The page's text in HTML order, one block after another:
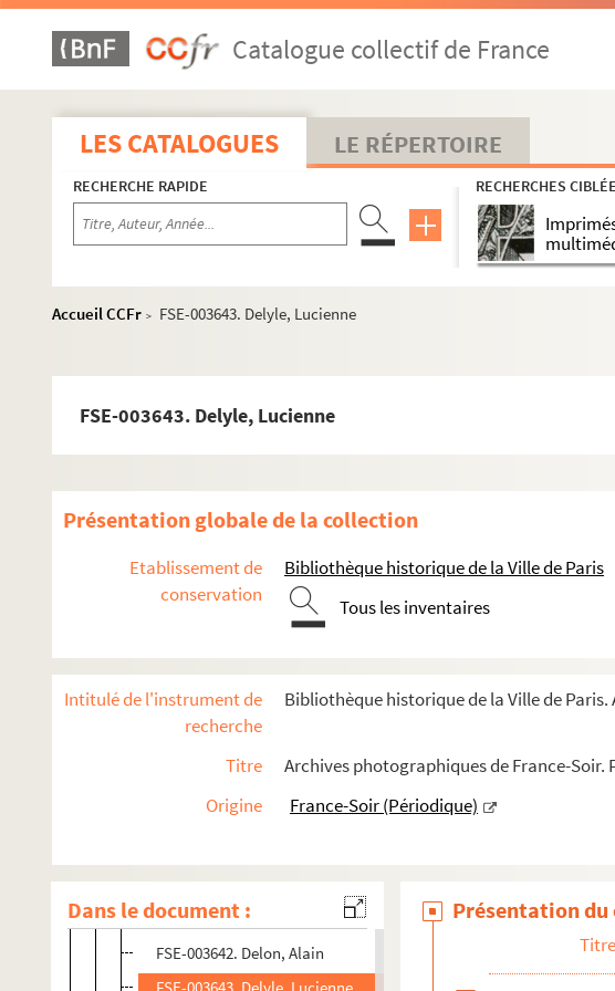
Catalogue collectif de France
LES CATALOGUES LE RÉPERTOIRE
RECHERCHE RAPIDE RECHERCHES
Accueil CCFr >
FSE-003643. Delyle, Lucienne
FSE-003643. Delyle, Lucienne
Présentation globale de la collection
Etablissement de
conservation
Bibliothèque historique de la Ville de Paris
Tous les inventaires
Intitulé de l'instrument de
recherche
Bibliothèque historique de la Ville de
Titre
Archives photographiques de France-Soir.
Origine
France-Soir (Périodique)
Dans le document :
Avec des personnalités
FSE-003618. Andreu, Gaby
FSE-003619. Anquetil, Jacques
FSE-003620. Auriol, Vincent
Aznavour, Charles
FSE-003622. Barclay, Eddie
FSE-003627. Bleustein-Blanchet, Marcel
FSC-001549. Bruel, Patrick
FSE-003631. Caron, Leslie
FSE-003632. Cartier, Jacqueline
FSE-003634. Chevalier, Maurice
FSE-003635. Coquatrix, Bruno
FSE-003637. Les Compagnons de la chanson
FSE-003638. Cordy, Annie
FSE-003640. Dalida
FSE-003641. Dassin, Joe
FSE-003642. Delon, Alain
Présentation du
Titre